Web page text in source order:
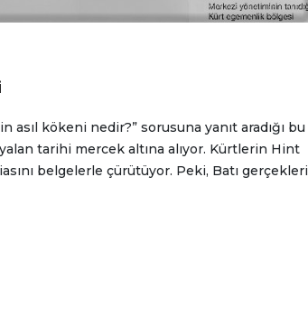
asıl kökeni nedir?” sorusuna yanıt aradığı bu
yalan tarihi mercek altına alıyor. Kürtlerin Hint
belgelerle çürütüyor. Peki, Batı gerçekleri